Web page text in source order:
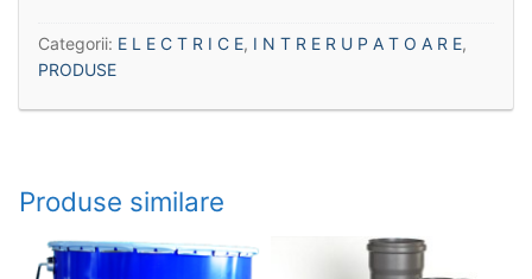
Categorii: E L E C T R I C E, I N T R E R U P A T O A R E,
PRODUSE
Produse similare